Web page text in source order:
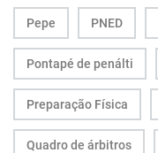
Pepe PNED
Pontapé de penálti
Preparação Física
Quadro de árbitros